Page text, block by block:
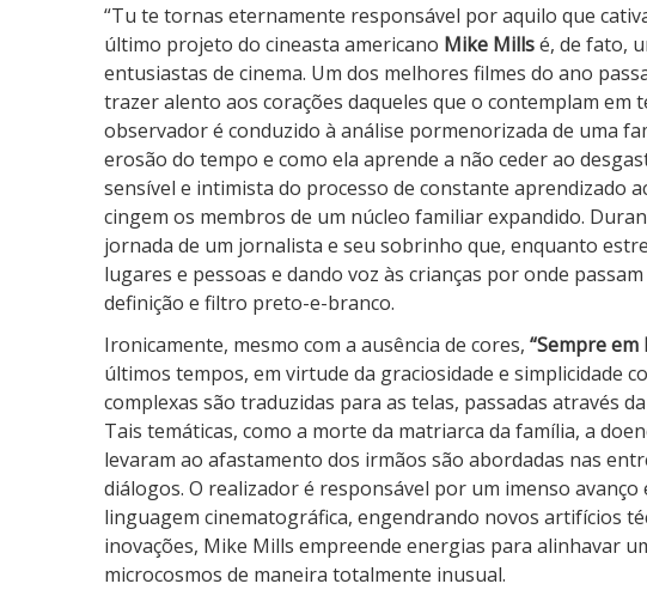
S
e
m
p
r
e
e
m
F
r
e
n
t
e
“Tu te tornas eternamente responsável por aquilo que
último projeto do cineasta americano Mike Millsé, de fato,
entusiastas de cinema. Um dos melhores filmes do ano
trazer alento aos corações daqueles que o contemplam em
observador é conduzido à análise pormenorizada de uma
erosão do tempo e como ela aprende a não ceder ao
sensível e intimista do processo de constante aprendizado
cingem os membros de um núcleo familiar expandido.
jornada de um jornalista e seu sobrinho que, enquanto
lugares e pessoas e dando voz às crianças por onde
definição e filtro preto-e-branco.
Ironicamente, mesmo com a ausência de cores, “Sempre em
últimos tempos, em virtude da graciosidade e simplicidade
complexas são traduzidas para as telas, passadas através
Tais temáticas, como a morte da matriarca da família, a
levaram ao afastamento dos irmãos são abordadas nas
diálogos. O realizador é responsável por um imenso
linguagem cinematográfica, engendrando novos artifícios
inovações, Mike Mills empreende energias para alinhavar
microcosmos de maneira totalmente inusual.